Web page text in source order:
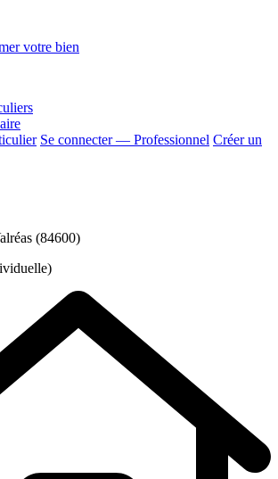
votre bien
Se connecter — Professionnel Créer un
(84600)